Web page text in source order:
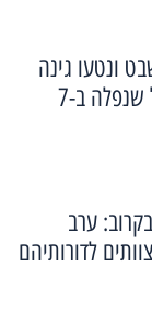
ונטעו גינה
לזכרה של רווית אסייג ז"ל שנפלה ב-7
ערב
לדורותיהם